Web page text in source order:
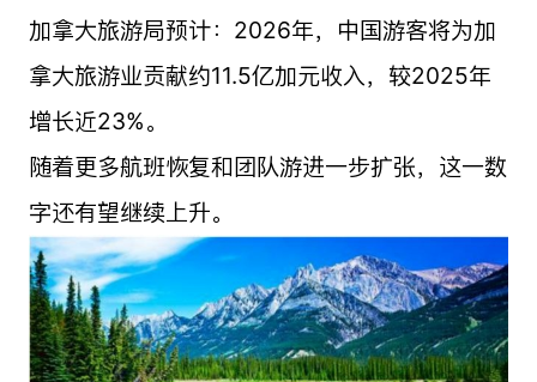
加拿大旅游局预计：2026年，中国游客将为加
拿大旅游业贡献约11.5亿加元收入，较2025年
增长近23%。
随着更多航班恢复和团队游进一步扩张，这一数
字还有望继续上升。